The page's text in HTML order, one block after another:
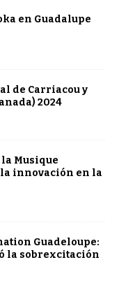
en Guadalupe
de Carriacou y
2024
Musique
innovación en la
Guadeloupe:
la sobrexcitación